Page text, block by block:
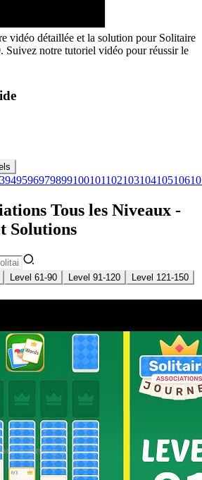
vidéo détaillée et la solution pour Solitaire
Suivez notre tutoriel vidéo pour réussir le
949596979899100101102103104105106
Tous les Niveaux -
Solutions
Level 61-90 Level 91-120
Level 121-150